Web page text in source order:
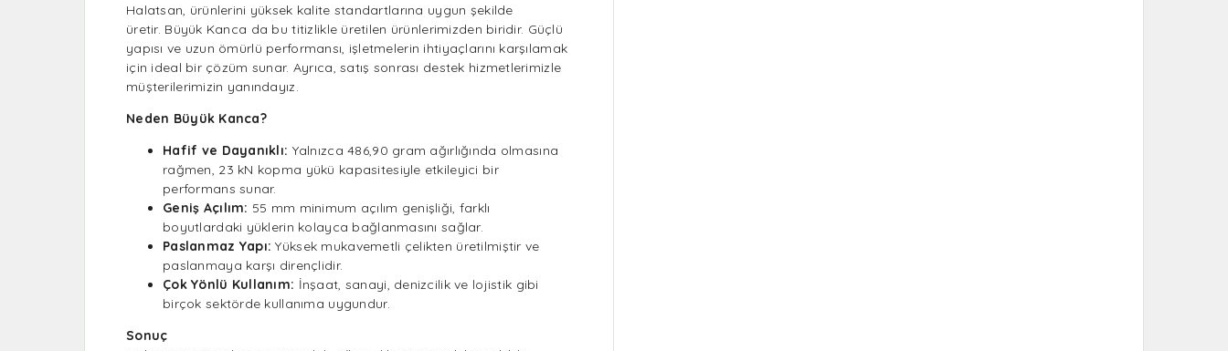
Halatsan, ürünlerini yüksek kalite standartlarına uygun şekilde
üretir. Büyük Kanca da bu titizlikle üretilen ürünlerimizden biridir. Güçlü
yapısı ve uzun ömürlü performansı, işletmelerin ihtiyaçlarını karşılamak
için ideal bir çözüm sunar. Ayrıca, satış sonrası destek hizmetlerimizle
müşterilerimizin yanındayız.
Neden Büyük Kanca?
Hafif ve Dayanıklı: Yalnızca 486,90 gram ağırlığında olmasına
rağmen, 23 kN kopma yükü kapasitesiyle etkileyici bir
performans sunar.
Geniş Açılım: 55 mm minimum açılım genişliği, farklı
boyutlardaki yüklerin kolayca bağlanmasını sağlar.
Paslanmaz Yapı: Yüksek mukavemetli çelikten üretilmiştir ve
paslanmaya karşı dirençlidir.
Çok Yönlü Kullanım: İnşaat, sanayi, denizcilik ve lojistik gibi
birçok sektörde kullanıma uygundur.
Sonuç